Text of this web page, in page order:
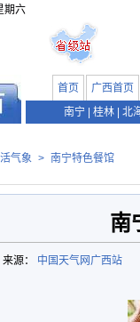
期六
首页 广西首页
南宁
桂林 北
气象 > 南宁特色餐馆
南
源： 中国天气网广西站